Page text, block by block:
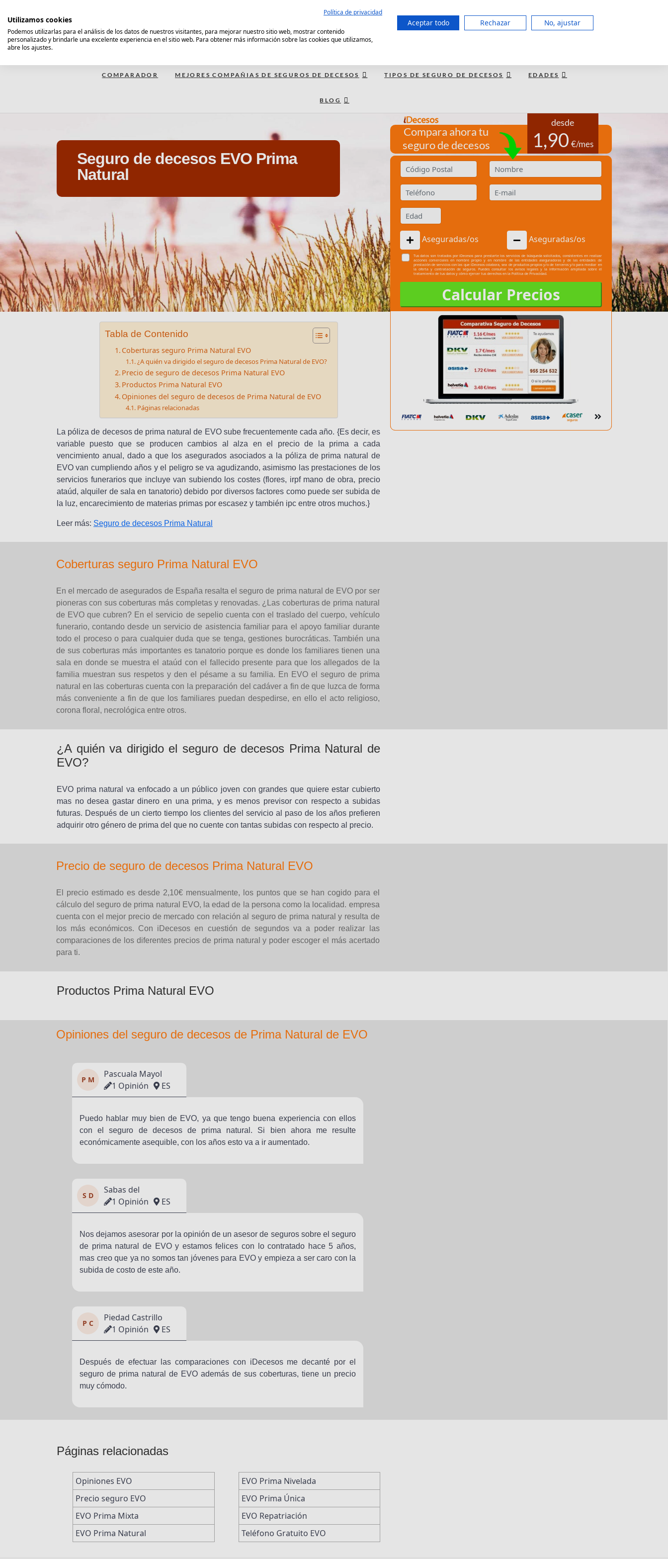
contenido
Comparador Seguro Decesos
951 127 403
LUN a JUE de 8:00 - 20:00, VIE 15:00
COMPARADOR MEJORES COMPAÑIAS DE SEGUROS DE DECESOS TIPOS DE SEGURO DE DECESOS EDADES
BLOG
Compara ahora tu
seguro de decesos
desde
1,90 €/mes
Aseguradas/os Aseguradas/os
Tus datos son tratados por iDecesos para prestarte los servicios de búsqueda solicitados, consistentes en realizar
acciones comerciales en nombre propio y en nombre de las entidades aseguradoras y de las entidades de
prestación de servicios con las que iDecesos colabora, sea de productos propios y/o de terceros y/o para mediar en
la oferta y contratación de seguros. Puedes consultar los avisos legalesy la información ampliada sobre el
tratamiento de tus datos y cómo ejercer tus derechos en la Política de Privacidad.
Calcular Precios
Seguro de decesos EVO Prima
Natural
Tabla de Contenido
Coberturas seguro Prima Natural EVO
¿A quién va dirigido el seguro de decesos Prima Natural de EVO?
Precio de seguro de decesos Prima Natural EVO
Productos Prima Natural EVO
Opiniones del seguro de decesos de Prima Natural de EVO
Páginas relacionadas
La póliza de decesos de prima natural de EVO sube frecuentemente cada año. {Es decir, es
variable puesto que se producen cambios al alza en el precio de la prima a cada
vencimiento anual, dado a que los asegurados asociados a la póliza de prima natural de
EVO van cumpliendo años y el peligro se va agudizando, asimismo las prestaciones de los
servicios funerarios que incluye van subiendo los costes (flores, irpf mano de obra, precio
ataúd, alquiler de sala en tanatorio) debido por diversos factores como puede ser subida de
la luz, encarecimiento de materias primas por escasez y también ipc entre otros muchos.}
Leer más: Seguro de decesos Prima Natural
Coberturas seguro Prima Natural EVO
En el mercado de asegurados de España resalta el seguro de prima natural de EVO por ser
pioneras con sus coberturas más completas y renovadas. ¿Las coberturas de prima natural
de EVO que cubren? En el servicio de sepelio cuenta con el traslado del cuerpo, vehículo
funerario, contando desde un servicio de asistencia familiar para el apoyo familiar durante
todo el proceso o para cualquier duda que se tenga, gestiones burocráticas. También una
de sus coberturas más importantes es tanatorio porque es donde los familiares tienen una
sala en donde se muestra el ataúd con el fallecido presente para que los allegados de la
familia muestran sus respetos y den el pésame a su familia. En EVO el seguro de prima
natural en las coberturas cuenta con la preparación del cadáver a fin de que luzca de forma
más conveniente a fin de que los familiares puedan despedirse, en ello el acto religioso,
corona floral, necrológica entre otros.
¿A quién va dirigido el seguro de decesos Prima Natural de
EVO?
EVO prima natural va enfocado a un público joven con grandes que quiere estar cubierto
mas no desea gastar dinero en una prima, y es menos previsor con respecto a subidas
futuras. Después de un cierto tiempo los clientes del servicio al paso de los años prefieren
adquirir otro género de prima del que no cuente con tantas subidas con respecto al precio.
Precio de seguro de decesos Prima Natural EVO
El precio estimado es desde 2,10€ mensualmente, los puntos que se han cogido para el
cálculo del seguro de prima natural EVO, la edad de la persona como la localidad. empresa
cuenta con el mejor precio de mercado con relación al seguro de prima natural y resulta de
los más económicos. Con iDecesos en cuestión de segundos va a poder realizar las
comparaciones de los diferentes precios de prima natural y poder escoger el más acertado
para ti.
Productos Prima Natural EVO
Opiniones del seguro de decesos de Prima Natural de EVO
P M
Pascuala Mayol
1 Opinión
ES
Puedo hablar muy bien de EVO, ya que tengo buena experiencia con ellos
con el seguro de decesos de prima natural. Si bien ahora me resulte
económicamente asequible, con los años esto va a ir aumentado.
S D
Sabas del
1 Opinión
ES
Nos dejamos asesorar por la opinión de un asesor de seguros sobre el seguro
de prima natural de EVO y estamos felices con lo contratado hace 5 años,
mas creo que ya no somos tan jóvenes para EVO y empieza a ser caro con la
subida de costo de este año.
P C
Piedad Castrillo
1 Opinión
ES
Después de efectuar las comparaciones con iDecesos me decanté por el
seguro de prima natural de EVO además de sus coberturas, tiene un precio
muy cómodo.
Páginas relacionadas
Opiniones EVO
Precio seguro EVO
EVO Prima Mixta
EVO Prima Natural
EVO Prima Nivelada
EVO Prima Única
EVO Repatriación
Teléfono Gratuito EVO
Política de privacidad
Utilizamos cookies
Podemos utilizarlas para el análisis de los datos de nuestros visitantes, para mejorar nuestro sitio web, mostrar contenido
personalizado y brindarle una excelente experiencia en el sitio web. Para obtener más información sobre las cookies que utilizamos,
abre los ajustes.
Aceptar todo Rechazar No, ajustar